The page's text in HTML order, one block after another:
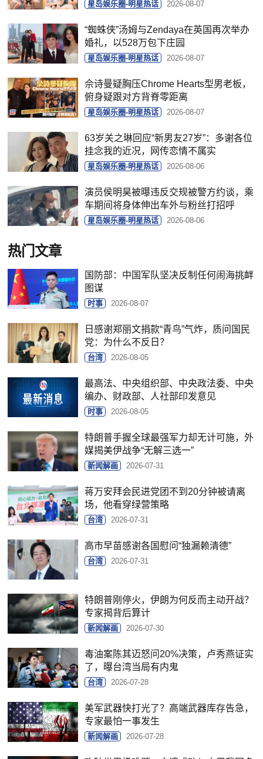
星岛娱乐圈-明星热话 2026-08-07
“蜘蛛侠”汤姆与Zendaya在英国再次举办
婚礼，以528万包下庄园
星岛娱乐圈-明星热话 2026-08-07
佘诗曼疑胸压Chrome Hearts型男老板，
俯身疑跟对方背脊零距离
星岛娱乐圈-明星热话 2026-08-07
63岁关之琳回应“新男友27岁”：多谢各位
挂念我的近况，网传恋情不属实
星岛娱乐圈-明星热话 2026-08-06
演员侯明昊被曝违反交规被警方约谈，乘
车期间将身体伸出车外与粉丝打招呼
星岛娱乐圈-明星热话 2026-08-06
热门文章
国防部：中国军队坚决反制任何闹海挑衅
图谋
时事 2026-08-07
日感谢郑丽文捐款“青鸟”气炸，质问国民
党：为什么不反日？
台湾 2026-08-05
最高法、中央组织部、中央政法委、中央
编办、财政部、人社部印发意见
时事 2026-08-05
特朗普手握全球最强军力却无计可施，外
媒揭美伊战争“无解三选一”
新闻解画 2026-07-31
蒋万安拜会民进党团不到20分钟被请离
场，他看穿绿营策略
台湾 2026-07-31
高市早苗感谢各国慰问“独漏赖清德”
台湾 2026-07-31
特朗普刚停火，伊朗为何反而主动开战？
专家揭背后算计
新闻解画 2026-07-30
毒油案陈其迈怒问20%决策，卢秀燕证实
了，曝台湾当局有内鬼
台湾 2026-07-28
美军武器快打光了？高端武器库存告急，
专家最怕一事发生
新闻解画 2026-07-28